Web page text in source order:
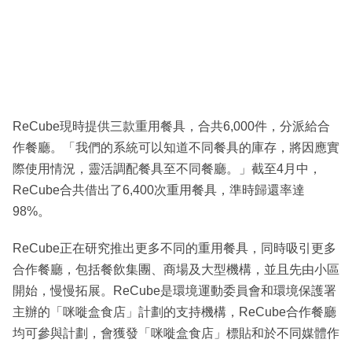
ReCube現時提供三款重用餐具，合共6,000件，分派給合
作餐廳。「我們的系統可以知道不同餐具的庫存，將因應實
際使用情況，靈活調配餐具至不同餐廳。」截至4月中，
ReCube合共借出了6,400次重用餐具，準時歸還率達
98%。
ReCube正在研究推出更多不同的重用餐具，同時吸引更多
合作餐廳，包括餐飲集團、商場及大型機構，並且先由小區
開始，慢慢拓展。ReCube是環境運動委員會和環境保護署
主辦的「咪嘥盒食店」計劃的支持機構，ReCube合作餐廳
均可參與計劃，會獲發「咪嘥盒食店」標貼和於不同媒體作